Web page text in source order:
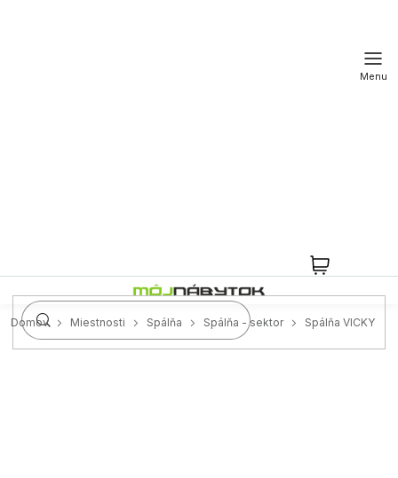
KOŠÍK
Domov Miestnosti Spálňa Spálňa - sektor Spálňa VICKY